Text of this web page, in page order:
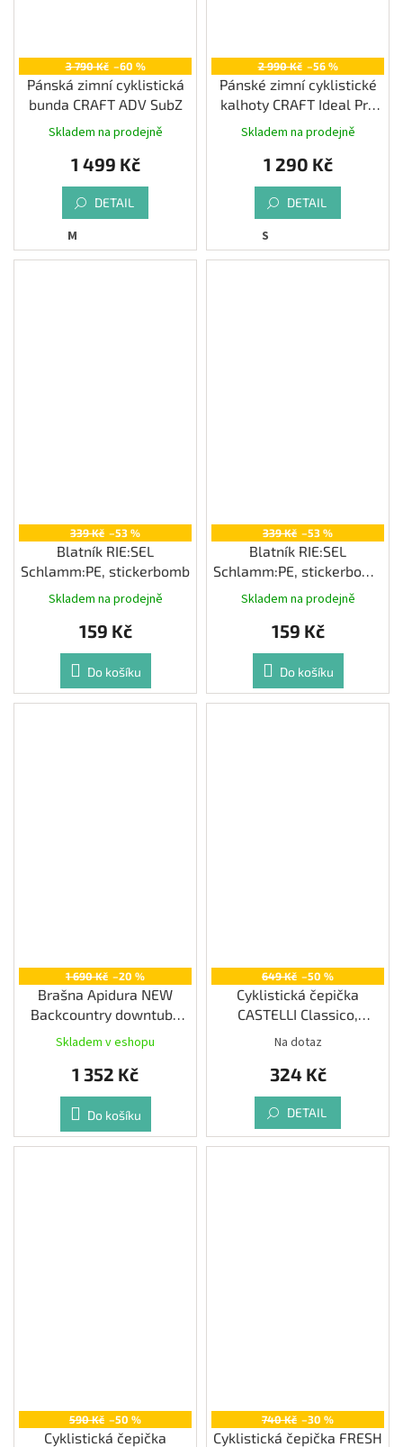
3 790 Kč –60 %
Pánská zimní cyklistická
bunda CRAFT ADV SubZ
Průměrné
hvězdiček.
Skladem na prodejně
1 499 Kč
DETAIL
M
2 990 Kč –56 %
Pánské zimní cyklistické
kalhoty CRAFT Ideal Pro
Wind Bib (bez vložky)
Skladem na prodejně
1 290 Kč
DETAIL
S
339 Kč –53 %
Blatník RIE:SEL
Schlamm:PE, stickerbomb
Skladem na prodejně
159 Kč
Do košíku
339 Kč –53 %
Blatník RIE:SEL
Schlamm:PE, stickerbomb
ultra black
Skladem na prodejně
159 Kč
Do košíku
1 690 Kč –20 %
Brašna Apidura NEW
Backcountry downtube
pack (1,8l)
Skladem v eshopu
1 352 Kč
Do košíku
649 Kč –50 %
Cyklistická čepička
CASTELLI Classico,
sulphur/blue
Na dotaz
324 Kč
DETAIL
590 Kč –50 %
Cyklistická čepička
740 Kč –30 %
Cyklistická čepička FRESH